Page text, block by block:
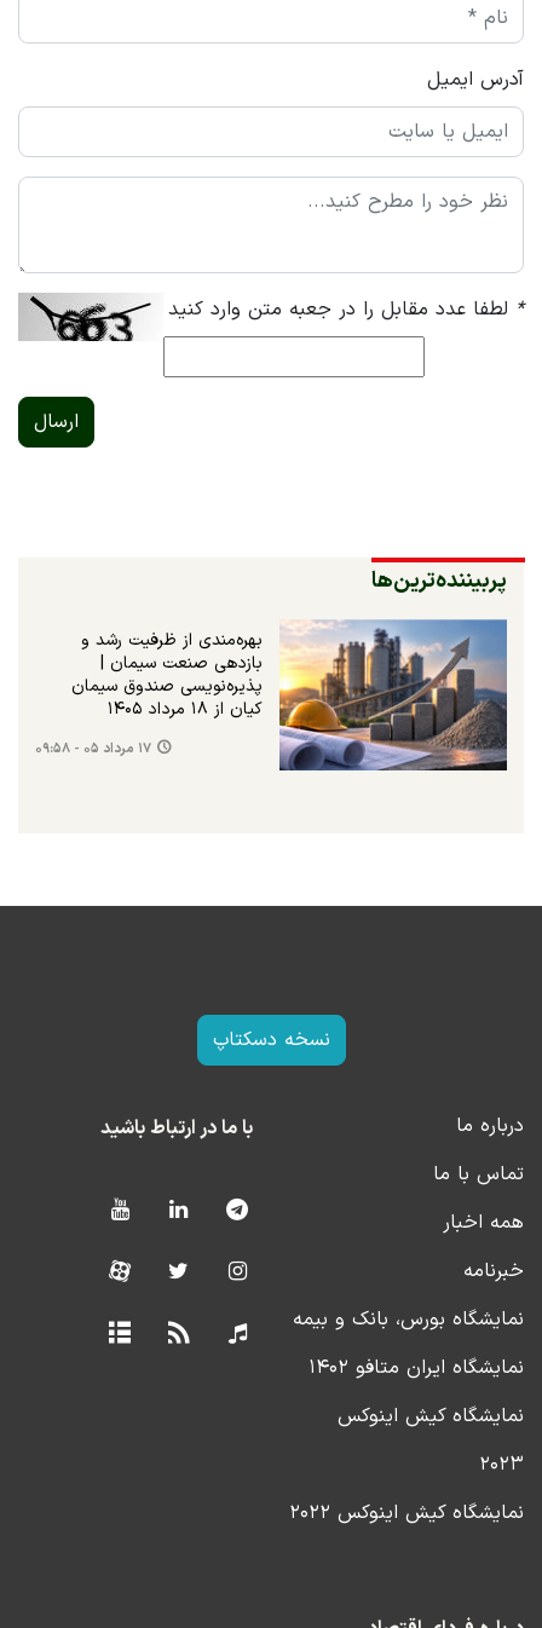
آدرس ایمیل
* لطفا عدد مقابل را در جعبه متن وارد کنید
ارسال
پربیننده‌ترین‌ها
بهره‌مندی از ظرفیت رشد و
بازدهی صنعت سیمان |
پذیره‌نویسی صندوق سیمان
کیان از ۱۸ مرداد ۱۴۰۵
۱۷ مرداد ۰۵ - ۰۹:۵۸
نسخه دسکتاپ
درباره ما
تماس با ما
همه اخبار
خبرنامه
نمایشگاه بورس، بانک و بیمه
نمایشگاه ایران متافو ۱۴۰۲
نمایشگاه کیش اینوکس
۲۰۲۳
نمایشگاه کیش اینوکس ۲۰۲۲
با ما در ارتباط باشید